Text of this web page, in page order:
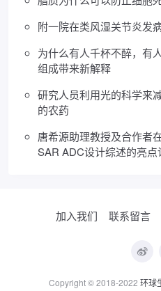
附一院在类风湿关节炎发
为什么有人千杯不醉，有
组成带来新解释
研究人员利用光的科学来
的农药
唐希源助理教授及合作者
SAR ADC设计综述的亮点
加入我们 联系留言
Copyright © 2018-2022 环球